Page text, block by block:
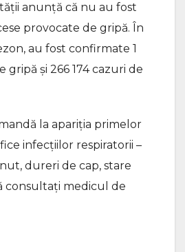
anunță că nu au fost
provocate de gripă. În
au fost confirmate 1
gripă și 266 174 cazuri de
la apariția primelor
infecțiilor respiratorii –
dureri de cap, stare
consultați medicul de